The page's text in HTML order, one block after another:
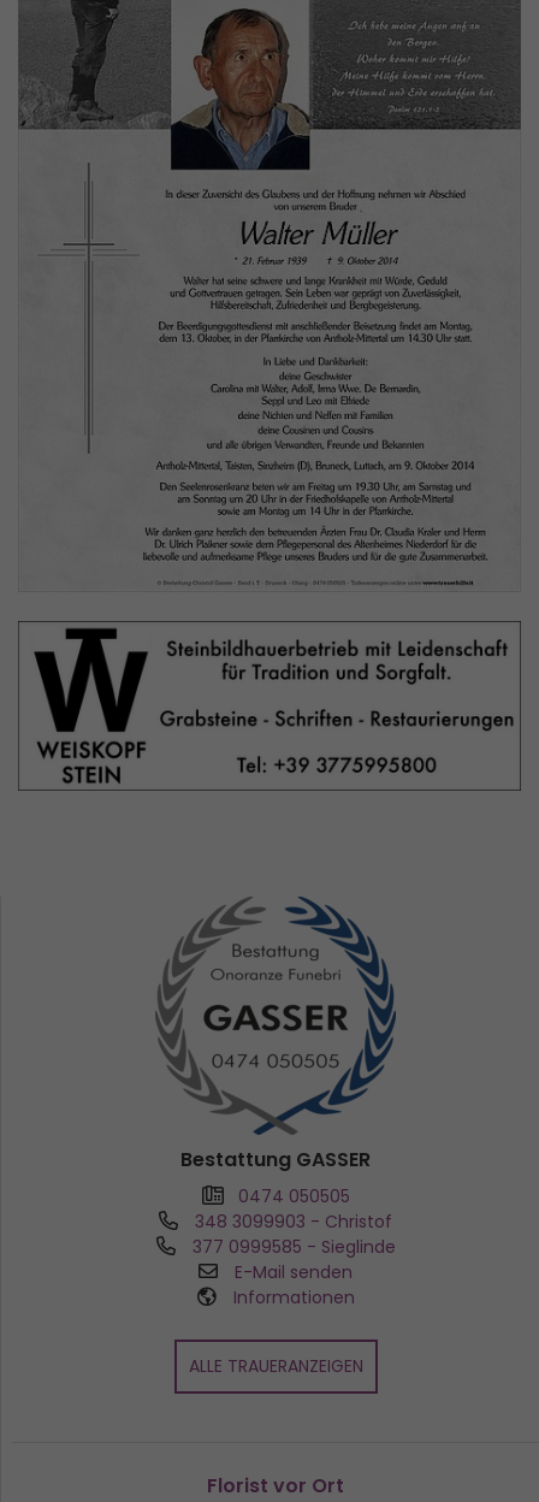
Bestattung GASSER
0474 050505
348 3099903 - Christof
377 0999585 - Sieglinde
E-Mail senden
Informationen
ALLE TRAUERANZEIGEN
Florist vor Ort